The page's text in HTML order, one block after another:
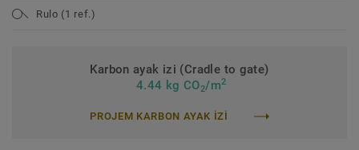
Rulo (1 ref.)
Karbon ayak izi (Cradle to gate)
4.44 kg CO2/m2
PROJEM KARBON AYAK IZI